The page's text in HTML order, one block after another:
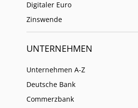
Digitaler Euro
Zinswende
UNTERNEHMEN
Unternehmen A-Z
Deutsche Bank
Commerzbank